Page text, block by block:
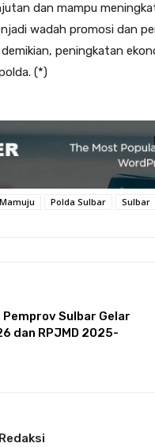
dan mampu
wadah promosi dan
peningkatan
(*)
Mamuju Polda Sulbar Sulbar
Sulbar Gelar
dan RPJMD 2025-
Redaksi